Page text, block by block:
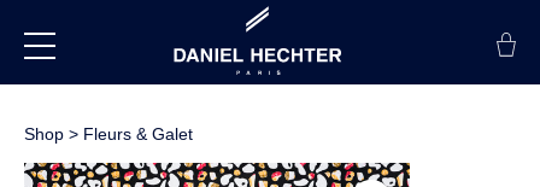
Shop > Fleurs & Galet